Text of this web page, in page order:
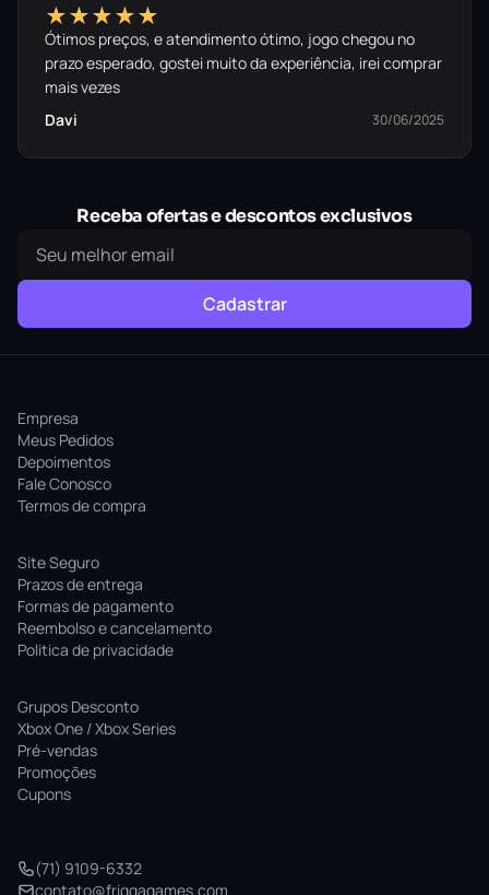
★★★★★
Ótimos preços, e atendimento ótimo, jogo chegou no
prazo esperado, gostei muito da experiência, irei comprar
mais vezes
Davi
30/06/2025
Receba ofertas e descontos exclusivos
Cadastrar
Empresa
Meus Pedidos
Depoimentos
Fale Conosco
Termos de compra
Site Seguro
Prazos de entrega
Formas de pagamento
Reembolso e cancelamento
Politica de privacidade
Grupos Desconto
Xbox One / Xbox Series
Pré-vendas
Promoções
Cupons
(71) 9109-6332
contato@friggagames.com